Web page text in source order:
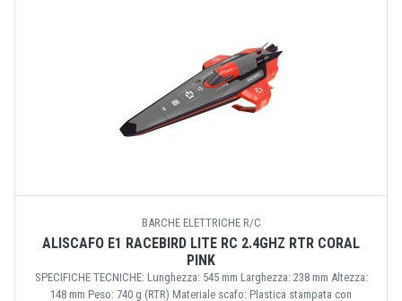
BARCHE ELETTRICHE R/C
ALISCAFO E1 RACEBIRD LITE RC 2.4GHZ RTR CORAL
PINK
SPECIFICHE TECNICHE: Lunghezza: 545 mm Larghezza: 238 mm Altezza:
148 mm Peso: 740 g (RTR) Materiale scafo: Plastica stampata con